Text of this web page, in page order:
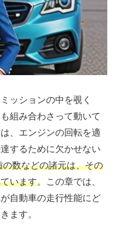
ッションの中を覗く
組み合わさって動いて
、エンジンの回転を適
するために欠かせない
数などの諸元は、その
います。この章では、
自動車の走行性能にど
ます。